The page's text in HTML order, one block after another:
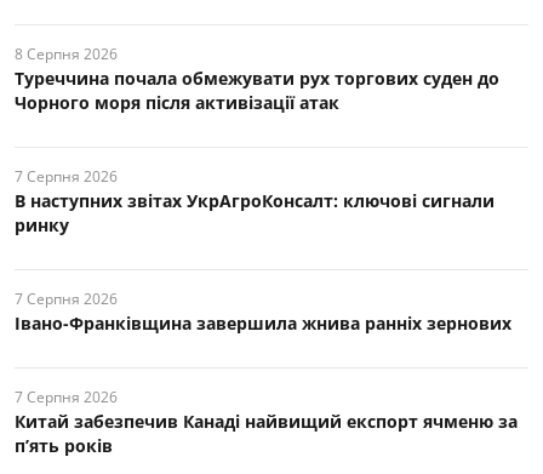
8 Серпня 2026
Туреччина почала обмежувати рух торгових суден до
Чорного моря після активізації атак
7 Серпня 2026
В наступних звітах УкрАгроКонсалт: ключові cигнали
ринку
7 Серпня 2026
Івано-Франківщина завершила жнива ранніх зернових
7 Серпня 2026
Китай забезпечив Канаді найвищий експорт ячменю за
п’ять років